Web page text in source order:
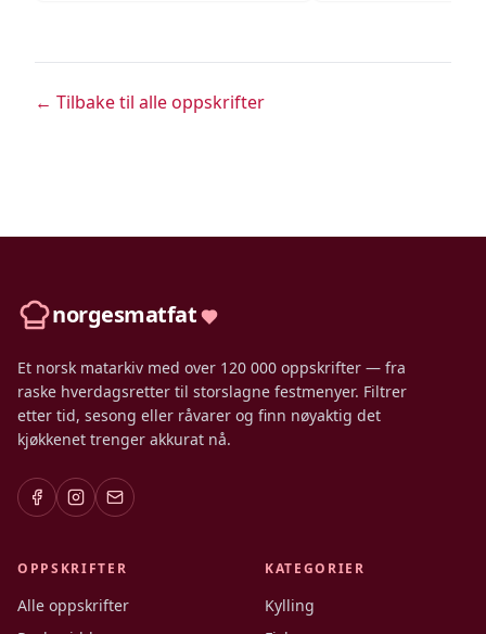
← Tilbake til alle oppskrifter
norgesmatfat
Et norsk matarkiv med over 120 000 oppskrifter — fra
raske hverdagsretter til storslagne festmenyer. Filtrer
etter tid, sesong eller råvarer og finn nøyaktig det
kjøkkenet trenger akkurat nå.
OPPSKRIFTER
Alle oppskrifter
KATEGORIER
Kylling